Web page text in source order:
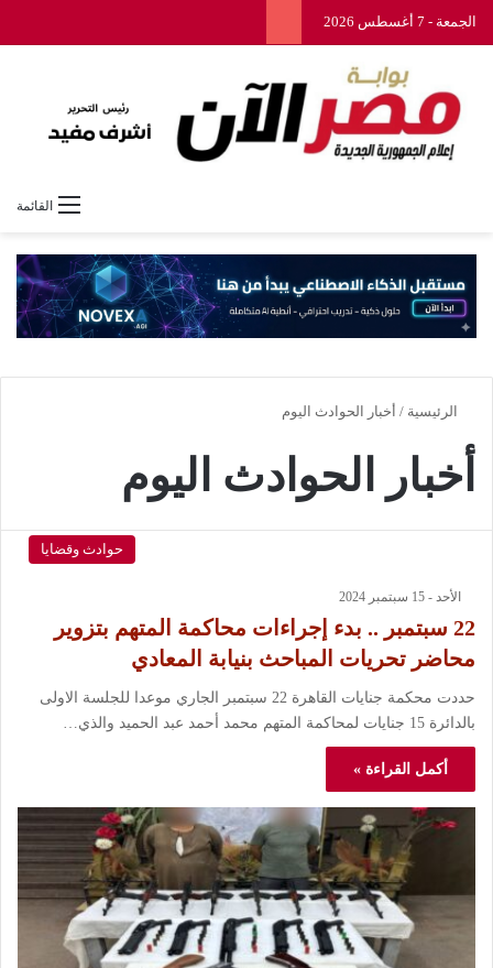
الجمعة - 7 أغسطس 2026
القائمة
الرئيسية / أخبار الحوادث اليوم
أخبار الحوادث اليوم
حوادث وقضايا
الأحد - 15 سبتمبر 2024
22 سبتمبر .. بدء إجراءات محاكمة المتهم بتزوير
محاضر تحريات المباحث بنيابة المعادي
حددت محكمة جنايات القاهرة 22 سبتمبر الجاري موعدا للجلسة الاولى
بالدائرة 15 جنايات لمحاكمة المتهم محمد أحمد عبد الحميد والذي…
أكمل القراءة »